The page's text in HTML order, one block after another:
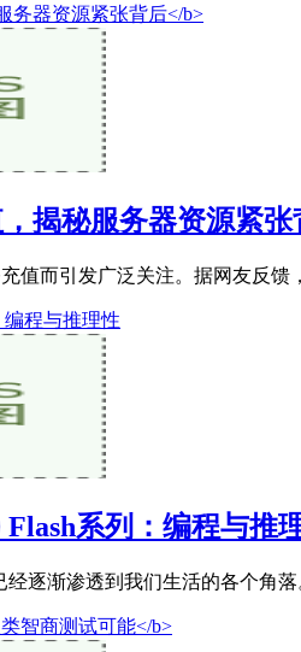
揭秘服务器资源紧张
值而引发广泛关注。据网友反
系列：编程与推
逐渐渗透到我们生活的各个角